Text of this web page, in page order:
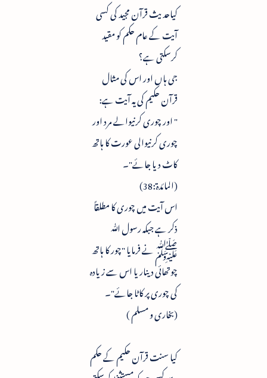
کیاحدیث قرآن مجید کی کسی
آیت کے عام حکم کو مقید
کرسکتی ہے؟
جی ہاں اور اس کی مثال
قرآن حکیم کی یہ آیت ہے:
" اور چوری کرنیوالے مرد اور
چوری کرنیوالی عورت کا ہاتھ
کاٹ دیا جائے"۔
(المائدۃ:38)
اس آیت میں چوری کا مطلقاً
ذکر ہے جبکہ رسول ﷲ
ﷺ نے فرمایا "چور کا ہاتھ
چوتھائی دینار یا اس سے زیادہ
کی چوری پر کاٹا جائے"۔
(بخاری و مسلم )
کیا سنت قرآن حکیم کے حکم